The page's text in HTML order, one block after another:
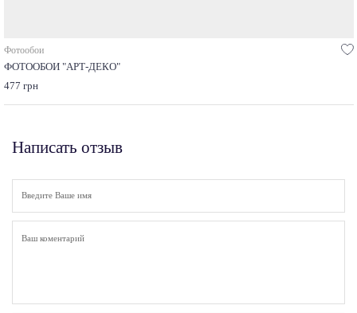
Фотообои
ФОТООБОИ "АРТ-ДЕКО"
477 грн
Написать отзыв